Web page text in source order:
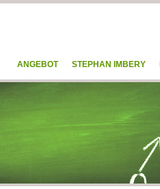
STEPHAN IMBERY
ANGEBOT